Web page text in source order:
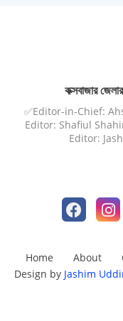
কক্সবাজার
✅Editor-in-Chief:
Editor: Shafiul
Editor:
Home About
Design by Jashim